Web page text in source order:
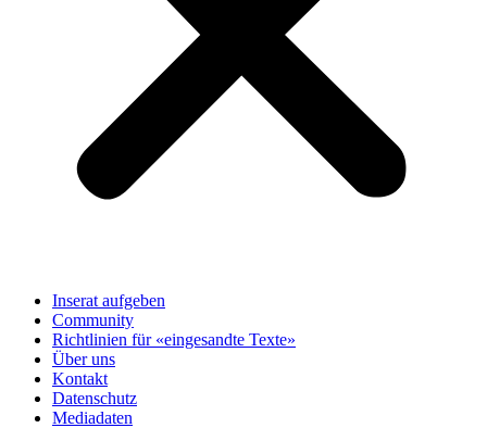
Inserat aufgeben
Community
Richtlinien für «eingesandte Texte»
Über uns
Kontakt
Datenschutz
Mediadaten